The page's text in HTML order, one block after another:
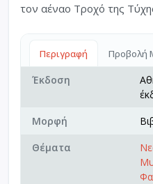
τον αέναο Τροχό της
Περιγραφή Προβολή
Έκδοση
Μορφή
Θέματα